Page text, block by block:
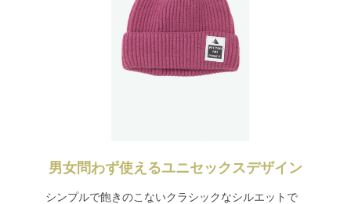
男女問わず使えるユニセックスデザイン
シンプルで飽きのこないクラシックなシルエットで